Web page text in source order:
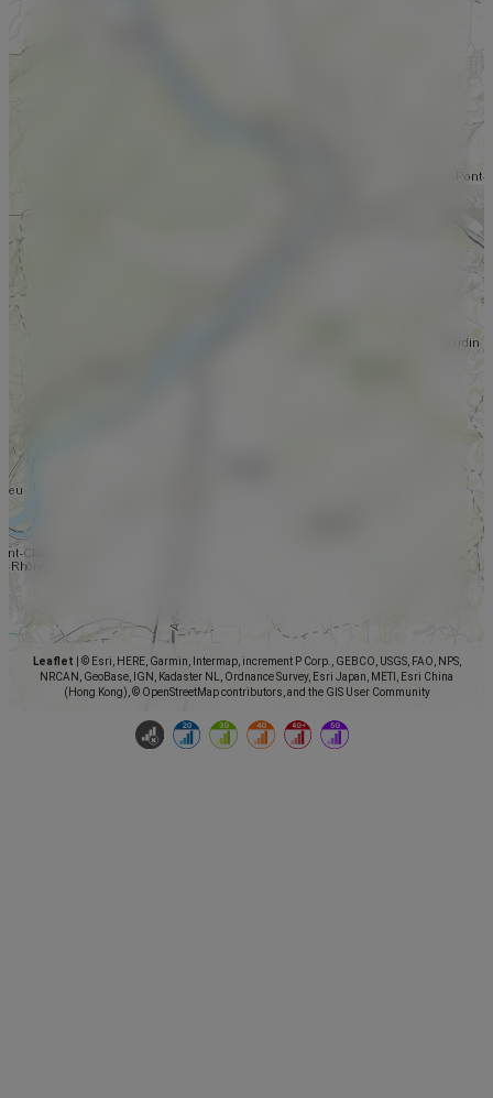
Leaflet
© Esri, HERE, Garmin, Intermap, increment P Corp., GEBCO, USGS, FAO, NPS,
NRCAN, GeoBase, IGN, Kadaster NL, Ordnance Survey, Esri Japan, METI, Esri China
(Hong Kong), © OpenStreetMap contributors, and the GIS User Community